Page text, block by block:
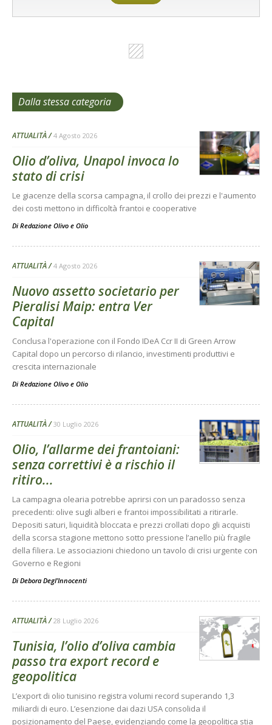
Dalla stessa categoria
ATTUALITÀ 4 Agosto 2026
Olio d’oliva, Unapol invoca lo
stato di crisi
Le giacenze della scorsa campagna, il crollo dei prezzi e l'aumento
dei costi mettono in difficoltà frantoi e cooperative
Di Redazione Olivo e Olio
ATTUALITÀ 4 Agosto 2026
Nuovo assetto societario per
Pieralisi Maip: entra Ver
Capital
Conclusa l'operazione con il Fondo IDeA Ccr II di Green Arrow
Capital dopo un percorso di rilancio, investimenti produttivi e
crescita internazionale
Di Redazione Olivo e Olio
ATTUALITÀ 30 Luglio 2026
Olio, l’allarme dei frantoiani:
senza correttivi è a rischio il
ritiro...
La campagna olearia potrebbe aprirsi con un paradosso senza
precedenti: olive sugli alberi e frantoi impossibilitati a ritirarle.
Depositi saturi, liquidità bloccata e prezzi crollati dopo gli acquisti
della scorsa stagione mettono sotto pressione l’anello più fragile
della filiera. Le associazioni chiedono un tavolo di crisi urgente con
Governo e Regioni
Di Debora Degl’Innocenti
ATTUALITÀ 28 Luglio 2026
Tunisia, l’olio d’oliva cambia
passo tra export record e
geopolitica
L’export di olio tunisino registra volumi record superando 1,3
miliardi di euro. L’esenzione dai dazi USA consolida il
posizionamento del Paese, evidenziando come la geopolitica stia